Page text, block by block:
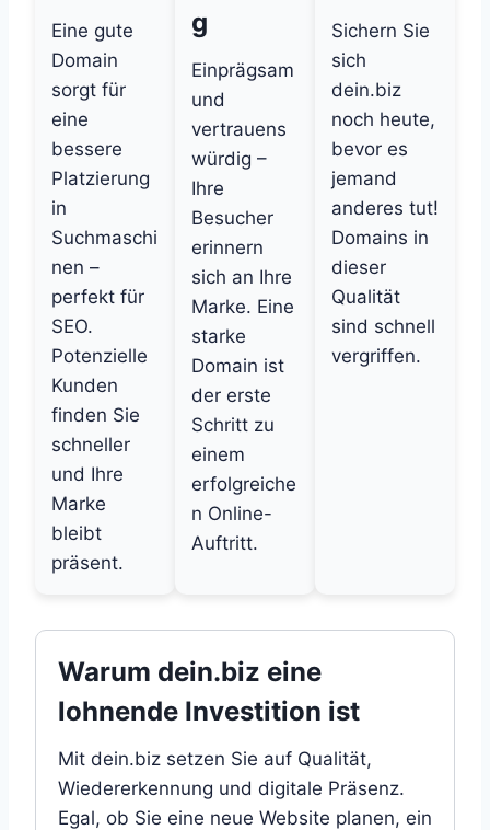
Eine gute
Domain
sorgt für
eine
bessere
Platzierung
in
Suchmaschi
nen –
perfekt für
SEO.
Potenzielle
Kunden
finden Sie
schneller
und Ihre
Marke
bleibt
präsent.
g
Einprägsam
und
vertrauens
würdig –
Ihre
Besucher
erinnern
sich an Ihre
Marke. Eine
starke
Domain ist
der erste
Schritt zu
einem
erfolgreiche
n Online-
Auftritt.
Sichern Sie
sich
dein.biz
noch heute,
bevor es
jemand
anderes tut!
Domains in
dieser
Qualität
sind schnell
vergriffen.
Warum dein.biz eine
lohnende Investition ist
Mit dein.biz setzen Sie auf Qualität,
Wiedererkennung und digitale Präsenz.
Egal, ob Sie eine neue Website planen, ein